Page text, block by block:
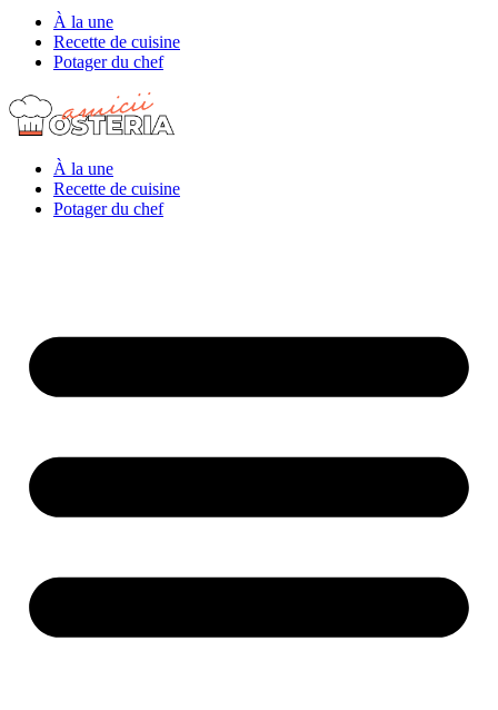
À la une
Recette de cuisine
Potager du chef
À la une
Recette de cuisine
Potager du chef